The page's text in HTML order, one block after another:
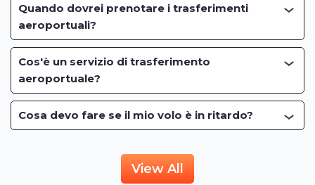
Quando dovrei prenotare i trasferimenti
aeroportuali?
Cos'è un servizio di trasferimento
aeroportuale?
Cosa devo fare se il mio volo è in ritardo?
View All